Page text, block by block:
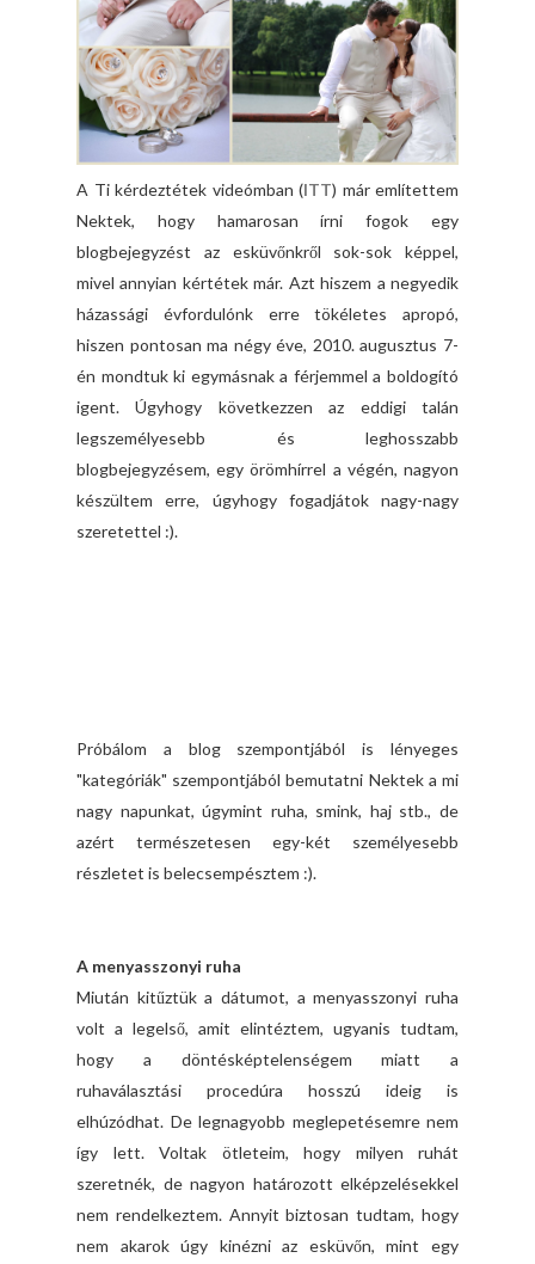
A Ti kérdeztétek videómban (ITT) már említettem
Nektek, hogy hamarosan írni fogok egy
blogbejegyzést az esküvőnkről sok-sok képpel,
mivel annyian kértétek már. Azt hiszem a negyedik
házassági évfordulónk erre tökéletes apropó,
hiszen pontosan ma négy éve, 2010. augusztus 7-
én mondtuk ki egymásnak a férjemmel a boldogító
igent. Úgyhogy következzen az eddigi talán
legszemélyesebb és leghosszabb
blogbejegyzésem, egy örömhírrel a végén, nagyon
készültem erre, úgyhogy fogadjátok nagy-nagy
szeretettel :).
Próbálom a blog szempontjából is lényeges
"kategóriák" szempontjából bemutatni Nektek a mi
nagy napunkat, úgymint ruha, smink, haj stb., de
azért természetesen egy-két személyesebb
részletet is belecsempésztem :).
A menyasszonyi ruha
Miután kitűztük a dátumot, a menyasszonyi ruha
volt a legelső, amit elintéztem, ugyanis tudtam,
hogy a döntésképtelenségem miatt a
ruhaválasztási procedúra hosszú ideig is
elhúzódhat. De legnagyobb meglepetésemre nem
így lett. Voltak ötleteim, hogy milyen ruhát
szeretnék, de nagyon határozott elképzelésekkel
nem rendelkeztem. Annyit biztosan tudtam, hogy
nem akarok úgy kinézni az esküvőn, mint egy